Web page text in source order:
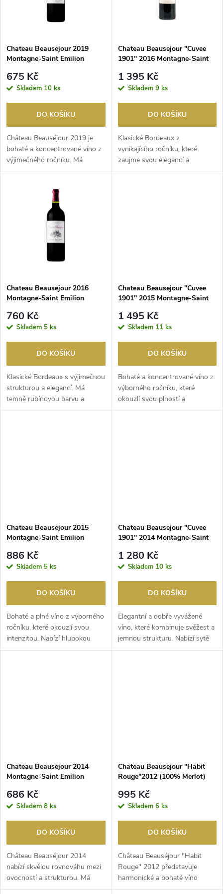
p
r
o
d
u
s
p
r
d
u
Chateau Beausejour 2019
Montagne-Saint Emilion
675 Kč
Skladem 10 ks
DO KOŠÍKU
Château Beauséjour 2019 je
bohaté a koncentrované víno z
výjimečného ročníku. Má
hlubokou rubínovou ...
Chateau Beausejour "Cuvee
1901" 2016 Montagne-Saint
1 395 Kč
Skladem 9 ks
DO KOŠÍKU
Klasické Bordeaux z
vynikajícího ročníku, které
zaujme svou elegancí a
strukturou. Má hlubokou
Chateau Beausejour 2016
Montagne-Saint Emilion
760 Kč
Skladem 5 ks
DO KOŠÍKU
Klasické Bordeaux s výjimečnou
strukturou a elegancí. Má
temně rubínovou barvu a
komplexní aromatiku...
Chateau Beausejour "Cuvee
1901" 2015 Montagne-Saint
1 495 Kč
Skladem 11 ks
DO KOŠÍKU
Bohaté a koncentrované víno z
výborného ročníku, které
okouzlí svou plností a
hloubkou. Má temně rub...
Chateau Beausejour 2015
Montagne-Saint Emilion
886 Kč
Skladem 5 ks
DO KOŠÍKU
Bohaté a plné víno z výborného
ročníku, které okouzlí svou
intenzitou. Nabízí hlubokou
rubínovou bar...
Chateau Beausejour "Cuvee
1901" 2014 Montagne-Saint
1 280 Kč
Skladem 10 ks
DO KOŠÍKU
Elegantní a dobře vyvážené
víno, které kombinuje svěžest a
jemnou strukturu. Nabízí sytě
rubínovou b...
Chateau Beausejour 2014
Montagne-Saint Emilion
686 Kč
Skladem 8 ks
DO KOŠÍKU
Château Beauséjour 2014
nabízí skvělou rovnováhu mezi
ovocností a strukturou. Má
zářivě rubínovou ba...
Chateau Beausejour ''Habit
Rouge''2012 (100% Merlot)
995 Kč
Skladem 6 ks
DO KOŠÍKU
Château Beauséjour "Habit
Rouge" 2012 představuje
harmonické a bohaté víno
složené ze 100 % Merlotu....